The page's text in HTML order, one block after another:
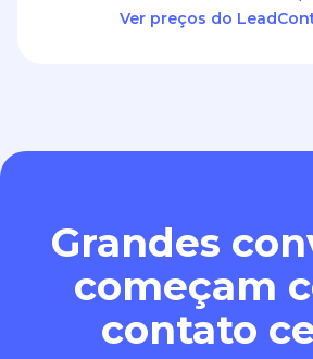
Ver preços do
Grandes
começam
contato